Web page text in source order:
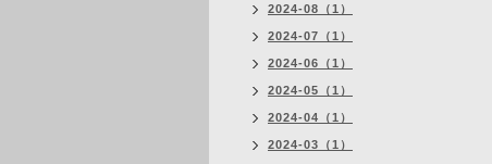
2024-08（1）
2024-07（1）
2024-06（1）
2024-05（1）
2024-04（1）
2024-03（1）